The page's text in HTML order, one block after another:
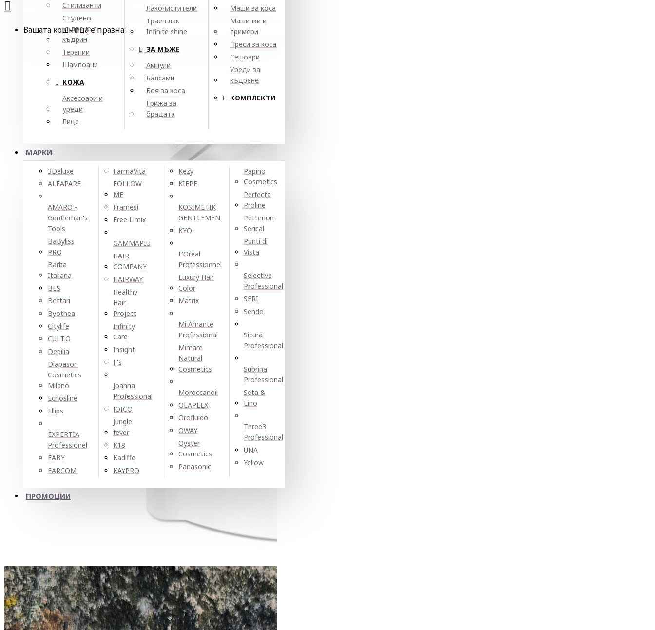
Стилизанти
Студено
къдрене с
къдрин
Терапии
Шампоани
КОЖА
Аксесоари и
уреди
Лице
Лакочистители
Траен лак
Infinite shine
ЗА МЪЖЕ
Ампули
Балсами
Боя за коса
Грижа за
брадата
Маши за коса
Машинки и
тримери
Преси за коса
Сешоари
Уреди за
къдрене
КОМПЛЕКТИ
МАРКИ
3Deluxe
ALFAPARF
AMARO -
Gentleman's
Tools
BaByliss
PRO
Barba
Italiana
BES
Bettari
Byothea
Citylife
CULT.O
Depilia
Diapason
Cosmetics
Milano
Echosline
Ellірѕ
EXPERTIA
Professionel
FABY
FARCOM
FarmaVita
FOLLOW
ME
Framesi
Free Limix
GAMMAPIU
HAIR
COMPANY
HAIRWAY
Healthy
Hair
Project
Infinity
Care
Insight
JJ's
Joanna
Professional
JOICO
Jungle
fever
K18
Kadiffe
KAYPRO
Kezy
KIEPE
KOSIMETIK
GENTLEMEN
KYO
L'Oreal
Professionnel
Luxury Hair
Color
Matrix
Mi Amante
Professional
Mimare
Natural
Cosmetics
Moroccanoil
OLAPLEX
Orofluido
OWAY
Oyster
Cosmetics
Panasonic
Papino
Cosmetics
Perfecta
Proline
Pettenon
Serical
Punti di
Vista
Selective
Professional
SERI
Sendo
Sicura
Professional
Subrina
Professional
Seta &
Lino
Three3
Professional
UNA
Yellow
ПРОМОЦИИ
Вашата кошница е празна!